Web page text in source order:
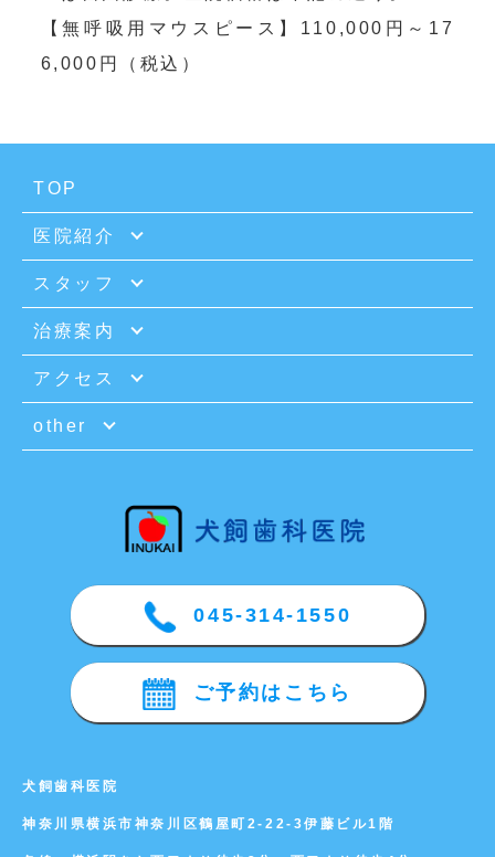
【無呼吸用マウスピース】110,000円～17
6,000円（税込）
TOP
医院紹介
スタッフ
治療案内
アクセス
other
045-314-1550
ご予約はこちら
犬飼歯科医院
神奈川県横浜市神奈川区鶴屋町2-22-3伊藤ビル1階